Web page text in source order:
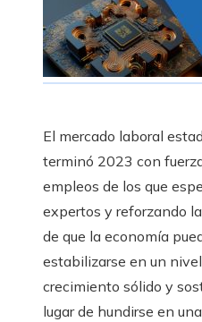
El mercado laboral
terminó 2023 con
empleos de los que
expertos y reforzando
de que la economía
estabilizarse en un
crecimiento sólido y
lugar de hundirse en